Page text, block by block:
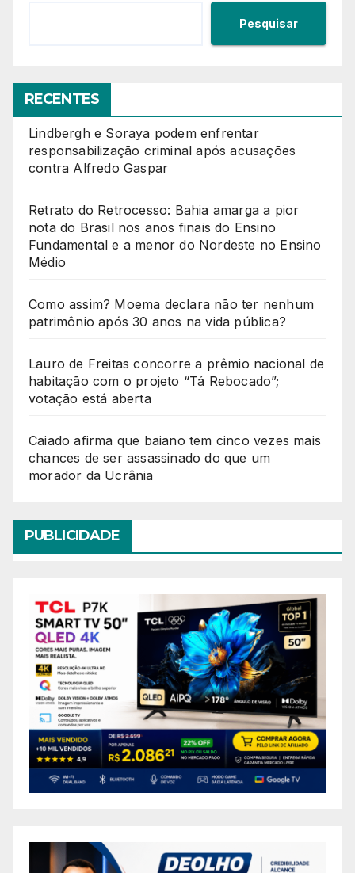
Pesquisar
RECENTES
Lindbergh e Soraya podem enfrentar
responsabilização criminal após acusações
contra Alfredo Gaspar
Retrato do Retrocesso: Bahia amarga a pior
nota do Brasil nos anos finais do Ensino
Fundamental e a menor do Nordeste no Ensino
Médio
Como assim? Moema declara não ter nenhum
patrimônio após 30 anos na vida pública?
Lauro de Freitas concorre a prêmio nacional de
habitação com o projeto “Tá Rebocado”;
votação está aberta
Caiado afirma que baiano tem cinco vezes mais
chances de ser assassinado do que um
morador da Ucrânia
PUBLICIDADE